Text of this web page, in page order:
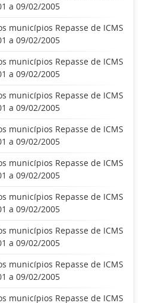
a 09/02/2005
municípios Repasse de ICMS
a 09/02/2005
municípios Repasse de ICMS
a 09/02/2005
municípios Repasse de ICMS
a 09/02/2005
municípios Repasse de ICMS
a 09/02/2005
municípios Repasse de ICMS
a 09/02/2005
municípios Repasse de ICMS
a 09/02/2005
municípios Repasse de ICMS
a 09/02/2005
municípios Repasse de ICMS
a 09/02/2005
municípios Repasse de ICMS